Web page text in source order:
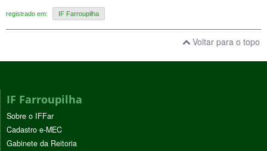
registrado em: IF Farroupilha
Voltar para o topo
IF Farroupilha
Sobre o IFFar
Cadastro e-MEC
Gabinete da Reitoria